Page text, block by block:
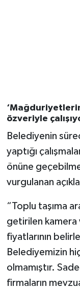
özveriyle
Belediyenin
yaptığı
önüne
vurgulanan
“Toplu taşıma
getirilen kamera
fiyatlarının
Belediyemizin
olmamıştır.
firmaların